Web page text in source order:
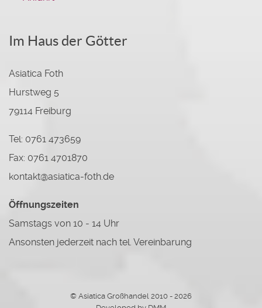
Im Haus der Götter
Asiatica Foth
Hurstweg 5
79114 Freiburg
Tel: 0761 473659
Fax: 0761 4701870
kontakt@asiatica-foth.de
Öffnungszeiten
Samstags von 10 - 14 Uhr
Ansonsten jederzeit nach tel. Vereinbarung
© Asiatica Großhandel 2010 - 2026